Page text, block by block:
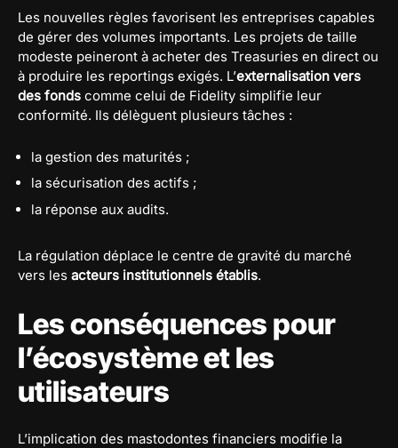
Les nouvelles règles favorisent les entreprises capables
de gérer des volumes importants. Les projets de taille
modeste peineront à acheter des Treasuries en direct ou
à produire les reportings exigés. L’externalisation vers
des fonds comme celui de Fidelity simplifie leur
conformité. Ils délèguent plusieurs tâches :
la gestion des maturités ;
la sécurisation des actifs ;
la réponse aux audits.
La régulation déplace le centre de gravité du marché
vers les acteurs institutionnels établis.
Les conséquences pour
l’écosystème et les
utilisateurs
L’implication des mastodontes financiers modifie la